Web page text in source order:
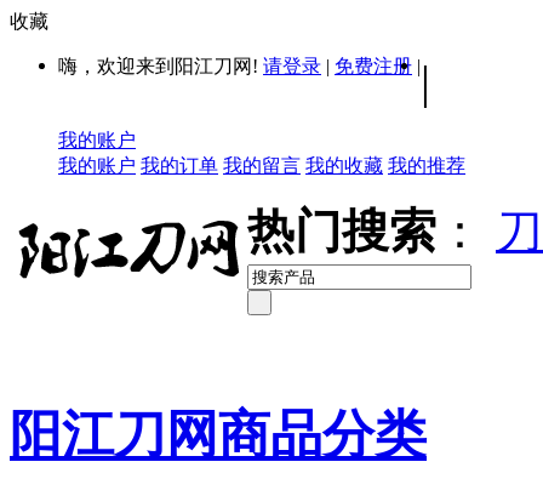
收藏
嗨，欢迎来到阳江刀网! 请登录 | 免费注册 | |
我的账户
我的账户 我的订单 我的留言 我的收藏 我的推荐
热门搜索 ：
阳江刀网商品分类